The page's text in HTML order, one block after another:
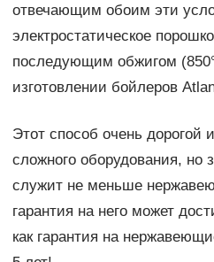
отвечающим обоим эти
электростатическое
последующим обжигом
изготовлении бойлеров
Этот способ очень дорогой
сложного оборудования, но
служит не меньше
гарантия на него может
как гарантия на